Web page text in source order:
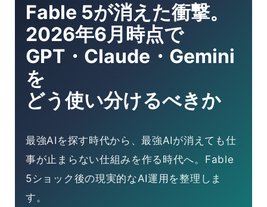
Fable 5が消えた衝撃。
2026年6月時点で
GPT・Claude・Gemini
を
どう使い分けるべきか
最強AIを探す時代から、最強AIが消えても仕
事が止まらない仕組みを作る時代へ。Fable
5ショック後の現実的なAI運用を整理しま
す。